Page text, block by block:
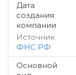
Дата
создания
компании
Источник
ФНС РФ
Основной